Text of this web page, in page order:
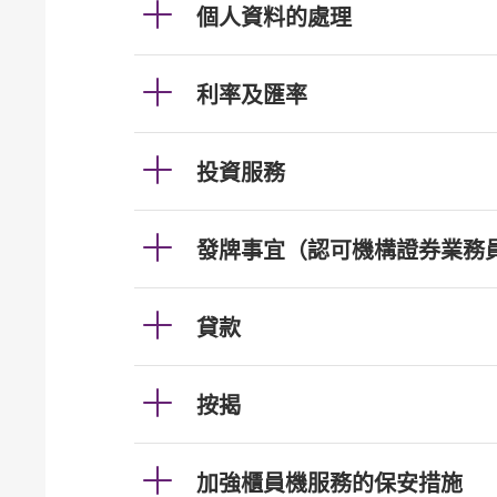
個人資料的處理
利率及匯率
投資服務
發牌事宜（認可機構證券業務
貸款
按揭
加強櫃員機服務的保安措施